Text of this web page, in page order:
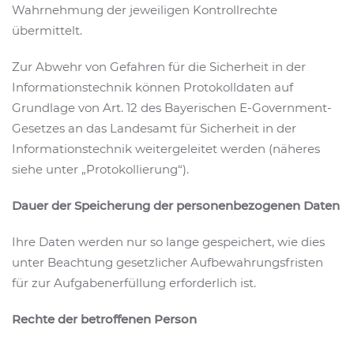
Wahrnehmung der jeweiligen Kontrollrechte
übermittelt.
Zur Abwehr von Gefahren für die Sicherheit in der
Informationstechnik können Protokolldaten auf
Grundlage von Art. 12 des Bayerischen E-Government-
Gesetzes an das Landesamt für Sicherheit in der
Informationstechnik weitergeleitet werden (näheres
siehe unter „Protokollierung“).
Dauer der Speicherung der personenbezogenen Daten
Ihre Daten werden nur so lange gespeichert, wie dies
unter Beachtung gesetzlicher Aufbewahrungsfristen
für zur Aufgabenerfüllung erforderlich ist.
Rechte der betroffenen Person